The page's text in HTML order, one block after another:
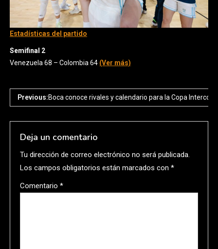
Estadísticas del partido
Semifinal 2
Venezuela 68 – Colombia 64 (Ver más)
Previous:Boca conoce rivales y calendario para la Copa
Deja un comentario
Tu dirección de correo electrónico no será publicada.
Los campos obligatorios están marcados con *
Comentario *